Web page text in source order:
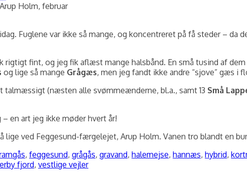
Holm, februar
Fuglene var ikke så mange, og koncentreret på få steder –
rigtigt fint, og jeg fik aflæst mange halsbånd. En små tusind af
og lige så mange Grågæs, men jeg fandt ikke andre “sjove” gæs i
talmæssigt (næsten alle svømmeænderne, bl.a., samt 13 Små
en art jeg ikke møder hvert år!
lige ved Feggesund-færgelejet, Arup Holm. Vanen tro blandt en
, feggesund, grågås, gravand, halemejse, hannæs, hybrid,
fjord, vestlige vejler